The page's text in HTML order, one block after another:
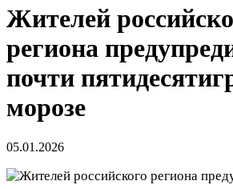
Жителей
региона
почти
морозе
05.01.2026